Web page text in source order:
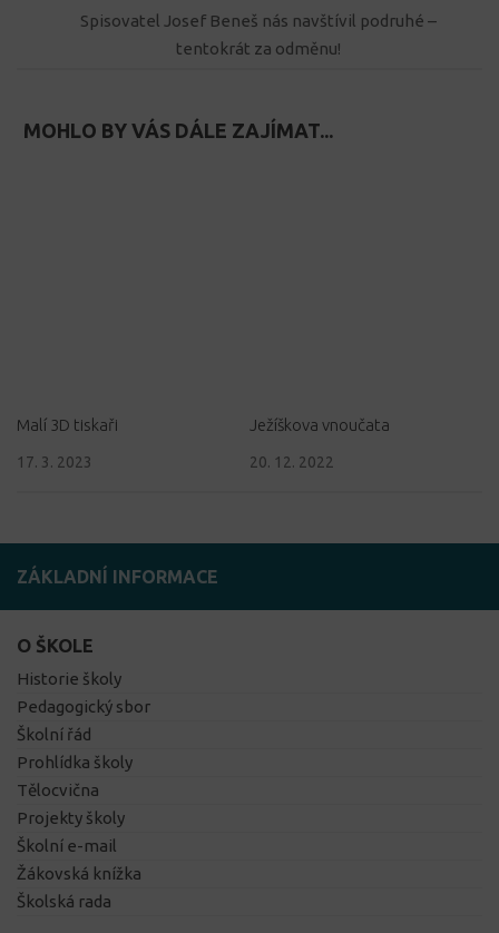
Spisovatel Josef Beneš nás navštívil podruhé –
tentokrát za odměnu!
MOHLO BY VÁS DÁLE ZAJÍMAT...
Malí 3D tiskaři
17. 3. 2023
Ježíškova vnoučata
20. 12. 2022
ZÁKLADNÍ INFORMACE
O ŠKOLE
Historie školy
Pedagogický sbor
Školní řád
Prohlídka školy
Tělocvična
Projekty školy
Školní e-mail
Žákovská knížka
Školská rada